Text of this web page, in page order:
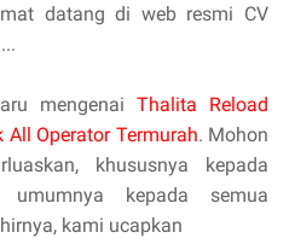
datang di web resmi CV
mengenai Thalita Reload
All Operator Termurah. Mohon
khususnya kepada
umumnya kepada semua
kami ucapkan